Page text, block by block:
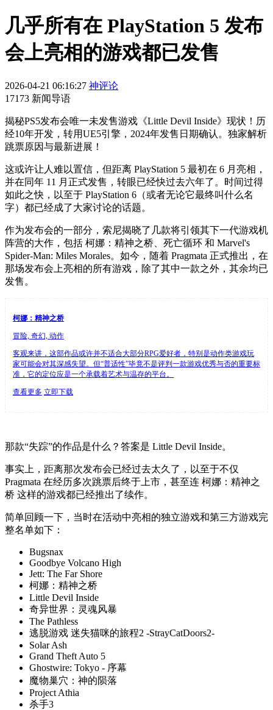
几乎所有在 PlayStation 5 发布
会上亮相的游戏都已发售
2026-04-21 06:16:27 神评论
17173 新闻导语
揭秘PS5发布会唯一未发售游戏《Little Devil Inside》现状！历
经10年开发，转用UE5引擎，2024年发售日期确认。独家解析
跳票原因与最新进展！
这或许让人难以置信，但距离 PlayStation 5 最初在 6 月亮相，
并在同年 11 月正式发售，转眼已经快过去六年了。时间过得
如此之快，以至于 PlayStation 6（或者无论它最终叫什么名
字）都已经成了大家讨论的话题。
作为发布会的一部分，索尼揭晓了几款将引领其下一代游戏机
阵营的大作，包括 柯娜：精神之桥、死亡循环 和 Marvel's
Spider-Man: Miles Morales。如今，随着 Pragmata 正式推出，在
那场发布会上亮相的所有游戏，除了其中一款之外，其余均已
发售。
柯娜：精神之桥
冒险, 奇幻, 动作
客观来讲，这部作品或许并不适合大部分RPG爱好者，特别是动作类游戏玩
家可能会对其深感失望。但“普适性”毕竟不是评判一款游戏优秀与否的重要标
准，它的定位应是一个承载着艺术与温存的平台。
查看更多 立即下载
那款“失踪”的作品是什么？答案是 Little Devil Inside。
事实上，距离那次发布会已经过去太久了，以至于不仅
Pragmata 在经历多次跳票后终于上市，甚至连 柯娜：精神之
桥 这样的游戏都已经推出了续作。
简单回顾一下，当时在活动中亮相的独立游戏和第三方游戏完
整名单如下：
Bugsnax
Goodbye Volcano High
Jett: The Far Shore
柯娜：精神之桥
Little Devil Inside
奇异世界：灵魂风暴
The Pathless
逃脱游戏 迷失猫咪的旅程2 -StrayCatDoors2-
Solar Ash
Grand Theft Auto 5
Ghostwire: Tokyo - 序幕
魔物巢穴：神的陨落
Project Athia
杀手3